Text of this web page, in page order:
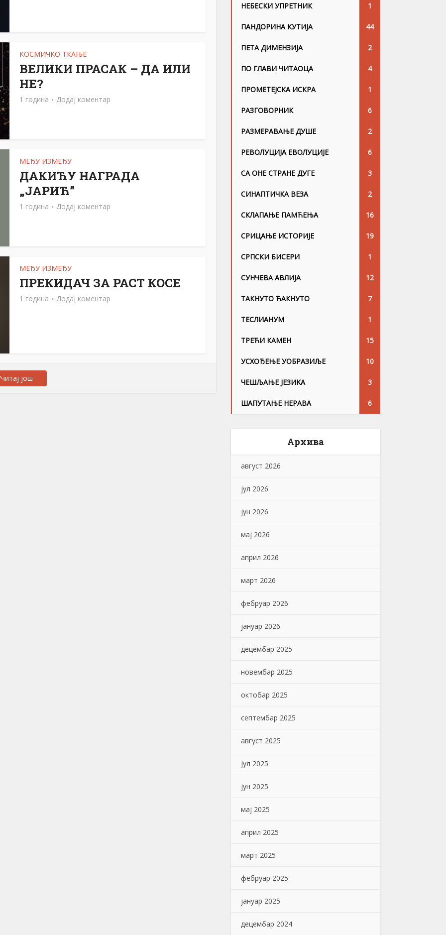
КОСМИЧКО ТКАЊЕ
ВЕЛИКИ ПРАСАК – ДА ИЛИ
НЕ?
1 година Додај коментар
МЕЂУ ИЗМЕЂУ
ДАКИЋУ НАГРАДА
„ЈАРИЋ”
1 година Додај коментар
МЕЂУ ИЗМЕЂУ
ПРЕКИДАЧ ЗА РАСТ КОСЕ
1 година Додај коментар
још
НЕБЕСКИ УПРЕТНИК 1
ПАНДОРИНА КУТИЈА 44
ПЕТА ДИМЕНЗИЈА 2
ПО ГЛАВИ ЧИТАОЦА 4
ПРОМЕТЕЈСКА ИСКРА 1
РАЗГОВОРНИК 6
РАЗМЕРАВАЊЕ ДУШЕ 2
РЕВОЛУЦИЈА ЕВОЛУЦИЈЕ 6
СА ОНЕ СТРАНЕ ДУГЕ 3
СИНАПТИЧКА ВЕЗА 2
СКЛАПАЊЕ ПАМЋЕЊА 16
СРИЦАЊЕ ИСТОРИЈЕ 19
СРПСКИ БИСЕРИ 1
СУНЧЕВА АВЛИЈА 12
ТАКНУТО ЋАКНУТО 7
ТЕСЛИАНУМ 1
ТРЕЋИ КАМЕН 15
УСХОЂЕЊЕ УОБРАЗИЉЕ 10
ЧЕШЉАЊЕ ЈЕЗИKА 3
ШАПУТАЊЕ НЕРАВА 6
Архива
август 2026
јул 2026
јун 2026
мај 2026
април 2026
март 2026
фебруар 2026
јануар 2026
децембар 2025
новембар 2025
октобар 2025
септембар 2025
август 2025
јул 2025
јун 2025
мај 2025
април 2025
март 2025
фебруар 2025
јануар 2025
децембар 2024